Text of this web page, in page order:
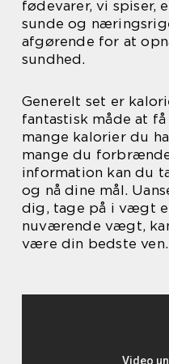
fødevarer, vi spiser,
sunde og
afgørende for at
sundhed.
Generelt set er
fantastisk måde at
mange kalorier du
mange du
information kan du
og nå dine mål.
dig, tage på i vægt
nuværende vægt,
være din bedste ven.